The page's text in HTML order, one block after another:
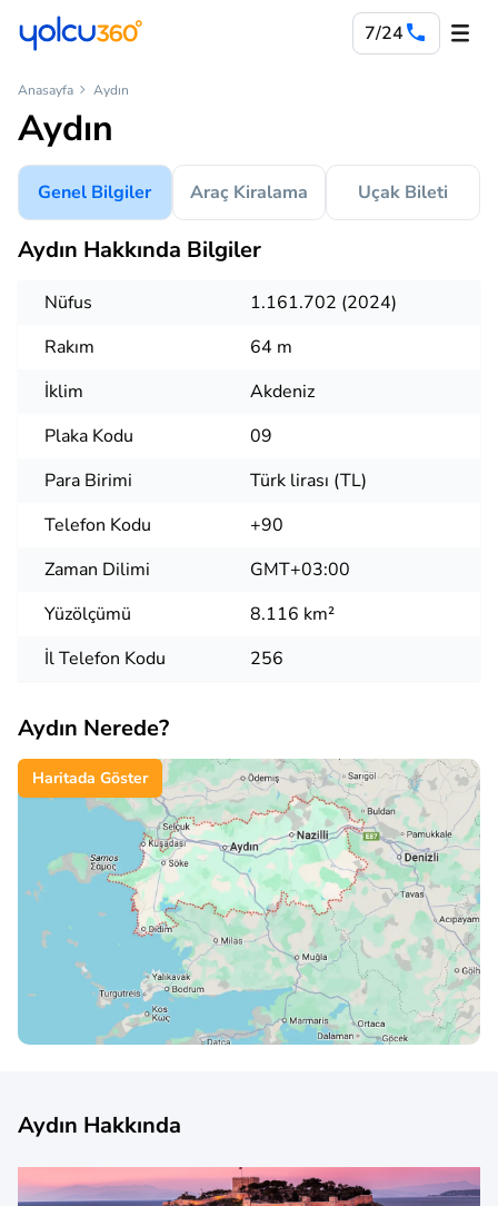
7/24
Anasayfa Aydın
Aydın
Genel Bilgiler Araç Kiralama Uçak Bileti
Aydın Hakkında Bilgiler
Nüfus
1.161.702 (2024)
Rakım
64 m
İklim
Akdeniz
Plaka Kodu
09
Para Birimi
Türk lirası (TL)
Telefon Kodu
+90
Zaman Dilimi
GMT+03:00
Yüzölçümü
8.116 km²
İl Telefon Kodu
256
Aydın Nerede?
Haritada Göster
Aydın Hakkında